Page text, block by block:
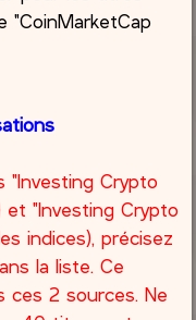
"CoinMarketCap
"Investing Crypto
et "Investing Crypto
indices), précisez
la liste. Ce
ces 2 sources. Ne